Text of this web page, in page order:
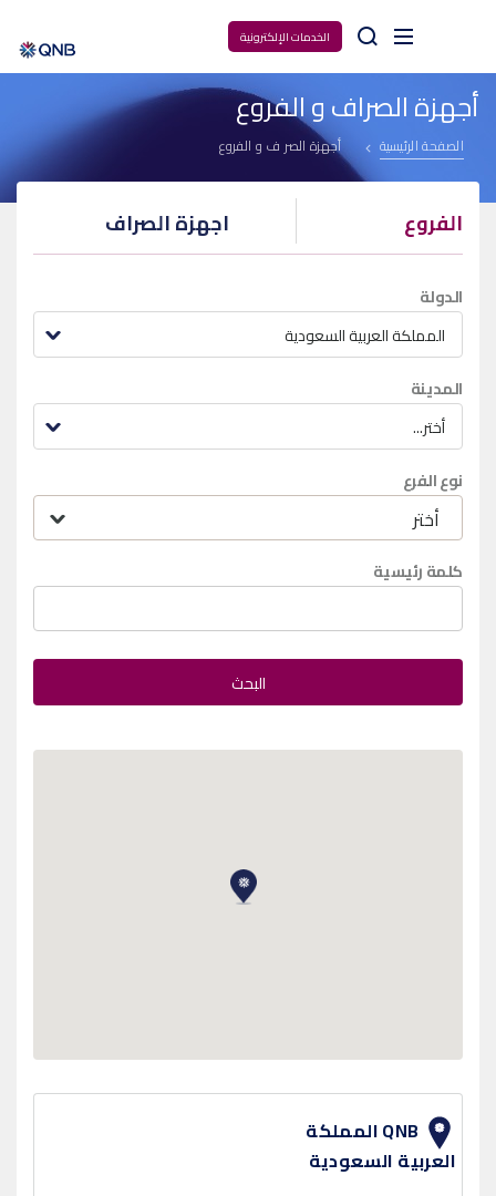
الخدمات الإلكترونية Arama
أجهزة الصراف و الفروع
الصفحة الرئيسية أجهزة الصراف و الفروع
الفروع اجهزة الصراف
الدولة
المملكة العربية السعودية
المدينة
أختر...
نوع الفرع
كلمة رئيسية
البحث
QNB المملكة
العربية السعودية